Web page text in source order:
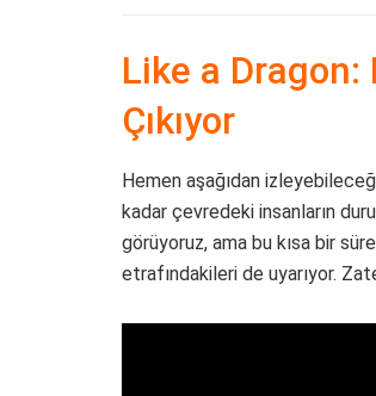
Like a
Çıkıyor
Hemen aşağıdan
kadar çevredeki insanların
görüyoruz, ama bu kısa bir
etrafındakileri de uyarıyor.